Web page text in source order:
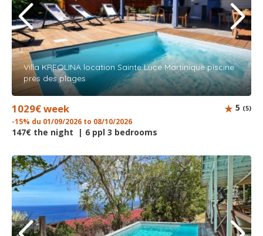
Villa KREOLINA location Sainte Luce Martinique piscine
près des plages
1029€ week
-15% du 01/09/2026 to 08/10/2026
147€ the night | 6 ppl 3 bedrooms
5 (5)